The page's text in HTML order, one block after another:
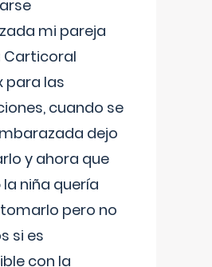
mi pareja
para las
cuando se
dejo
y ahora que
niña quería
pero no
si es
con la